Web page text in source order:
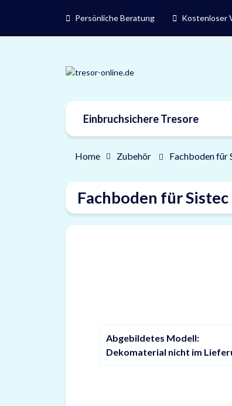
Persönliche Beratung Kostenloser
Einbruchsichere Tresore
Home Zubehör Fachboden für
Fachboden für
Abgebildetes Modell:
Dekomaterial nicht im